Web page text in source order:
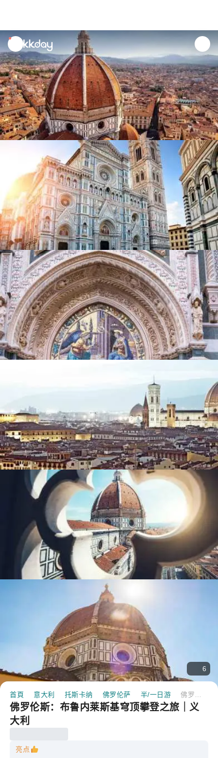
unread
notifications
6
首頁 意大利 托斯卡纳 佛罗伦萨 半/一日游
佛罗伦斯：布鲁内莱斯基穹顶攀登之旅｜义
大利
亮点